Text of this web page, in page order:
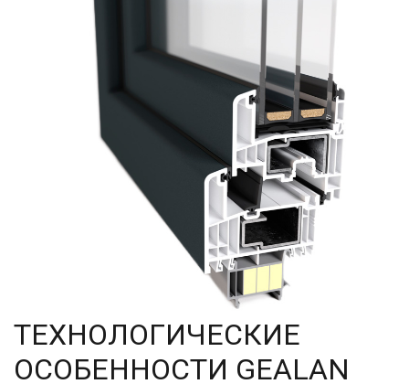
ТЕХНОЛОГИЧЕСКИЕ
ОСОБЕННОСТИ GEALAN